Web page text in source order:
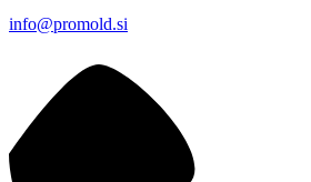
info@promold.si